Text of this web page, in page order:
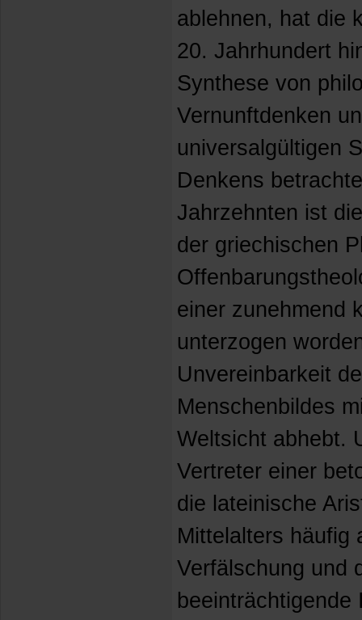
ablehnen, hat die
20. Jahrhundert
Synthese von
Vernunftdenken
universalgültigen
Denkens
Jahrzehnten ist
der griechischen
einer zunehmend
unterzogen
Unvereinbarkeit
Menschenbildes
Weltsicht abhebt.
Vertreter einer
die lateinische
Mittelalters häufig
Verfälschung und